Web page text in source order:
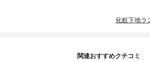
化粧下地ラ
関連おすすめクチコミ